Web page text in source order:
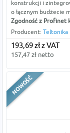
konstrukcji i
o łącznym budżecie
Zgodność z Profinet
Producent: Teltonika
193,69 zł z VAT
157,47 zł netto